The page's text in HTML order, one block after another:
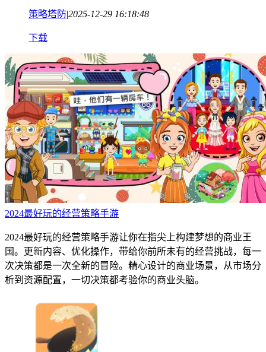
策略塔防|2025-12-29 16:18:48
下载
2024最好玩的经营策略手游
2024最好玩的经营策略手游让你在指尖上构建梦想的商业王
国。更新内容、优化操作，带给你前所未有的经营挑战，每一
次决策都是一次全新的冒险。精心设计的商业场景，从市场分
析到资源配置，一切决策都考验你的商业头脑。